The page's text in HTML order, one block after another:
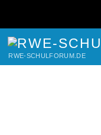
RWE-SCHULFORUM.DE